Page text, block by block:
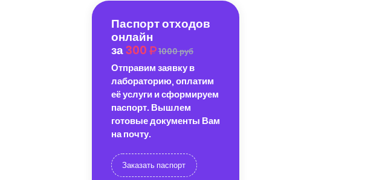
Паспорт отходов
онлайн
за300 1000 руб
Отправим заявку в
лабораторию, оплатим
её услуги и сформируем
паспорт. Вышлем
готовые документы Вам
на почту.
Заказать паспорт